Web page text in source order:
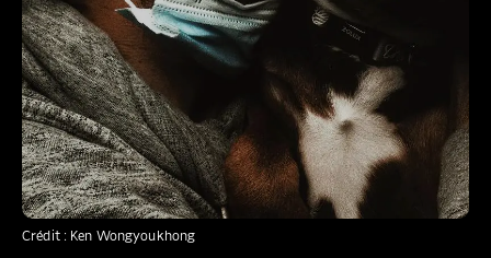
Crédit : Ken Wongyoukhong